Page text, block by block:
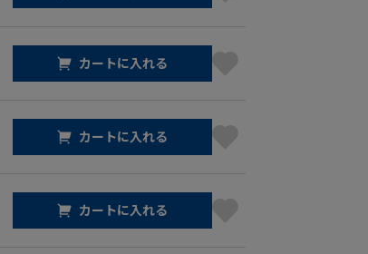
カートに入れる
カートに入れる
カートに入れる